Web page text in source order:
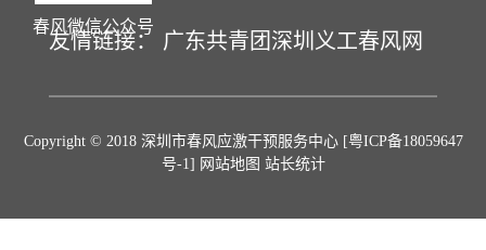
春风微信公众号
友情链接： 广东共青团深圳义工春风网
Copyright © 2018 深圳市春风应激干预服务中心 [粤ICP备18059647
号-1] 网站地图 站长统计